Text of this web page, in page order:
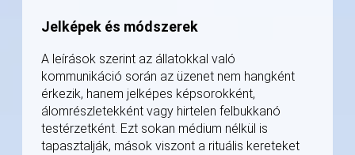
Jelképek és módszerek
A leírások szerint az állatokkal való
kommunikáció során az üzenet nem hangként
érkezik, hanem jelképes képsorokként,
álomrészletekként vagy hirtelen felbukkanó
testérzetként. Ezt sokan médium nélkül is
tapasztalják, mások viszont a rituális kereteket